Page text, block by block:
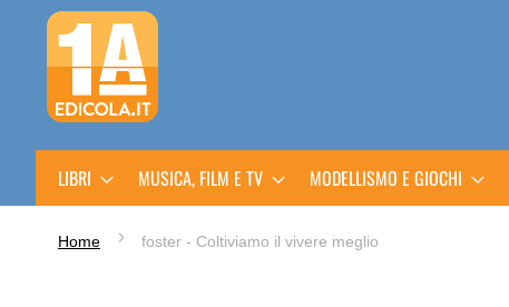
Salta
al
contenuto
LIBRI MUSICA, FILM E TV MODELLISMO E GIOCHI
Home foster - Coltiviamo il vivere meglio